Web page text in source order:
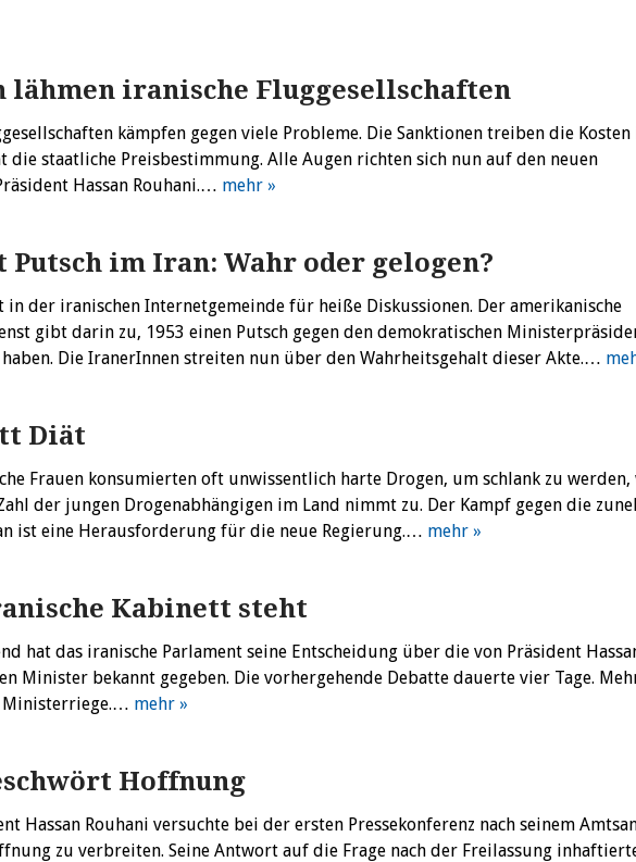
lähmen iranische Fluggesellschaften
kämpfen gegen viele Probleme. Die Sanktionen treiben die
die staatliche Preisbestimmung. Alle Augen richten sich nun auf den neuen
Hassan Rouhani.… mehr »
Putsch im Iran: Wahr oder gelogen?
in der iranischen Internetgemeinde für heiße Diskussionen. Der amerikanische
gibt darin zu, 1953 einen Putsch gegen den demokratischen
Die IranerInnen streiten nun über den Wahrheitsgehalt dieser Akte.…
Diät
Frauen konsumierten oft unwissentlich harte Drogen, um schlank zu werden,
der jungen Drogenabhängigen im Land nimmt zu. Der Kampf gegen die
ist eine Herausforderung für die neue Regierung.… mehr »
Kabinett steht
hat das iranische Parlament seine Entscheidung über die von Präsident
Minister bekannt gegeben. Die vorhergehende Debatte dauerte vier Tage.
Ministerriege.… mehr »
Hoffnung
Hassan Rouhani versuchte bei der ersten Pressekonferenz nach seinem
zu verbreiten. Seine Antwort auf die Frage nach der Freilassung